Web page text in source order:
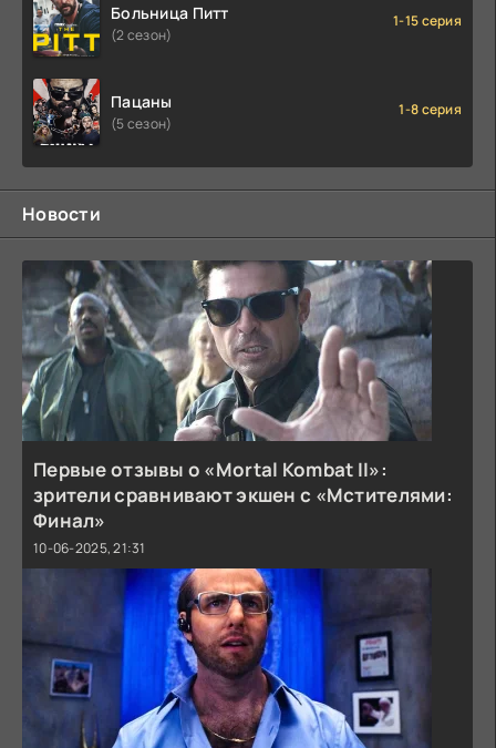
Больница Питт
(2 сезон)
1-15 серия
Пацаны
(5 сезон)
1-8 серия
Новости
Первые отзывы о «Mortal Kombat II»:
зрители сравнивают экшен с «Мстителями:
Финал»
10-06-2025, 21:31